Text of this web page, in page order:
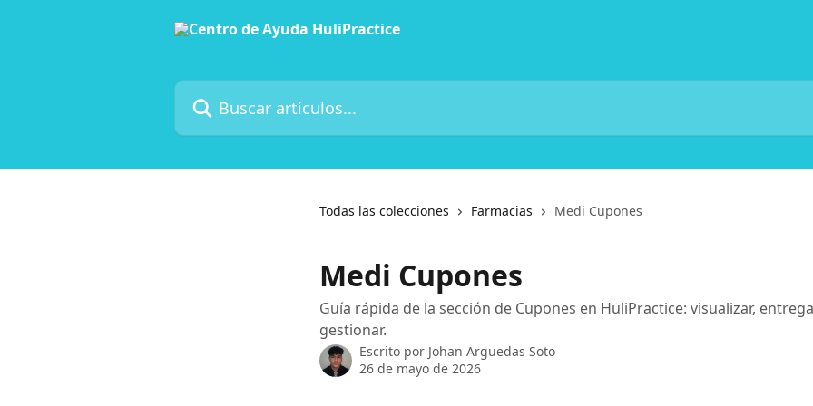
Buscar artículos...
Todas las colecciones Farmacias Medi Cupones
Medi Cupones
Guía rápida de la sección de Cupones en HuliPractice: visualizar,
gestionar.
Escrito por Johan Arguedas Soto
26 de mayo de 2026